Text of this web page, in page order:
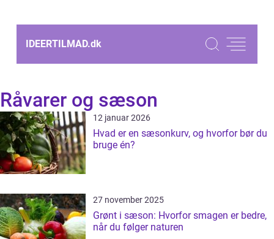
IDEERTILMAD.dk
Råvarer og sæson
12 januar 2026
Hvad er en sæsonkurv, og hvorfor bør du
bruge én?
27 november 2025
Grønt i sæson: Hvorfor smagen er bedre,
når du følger naturen